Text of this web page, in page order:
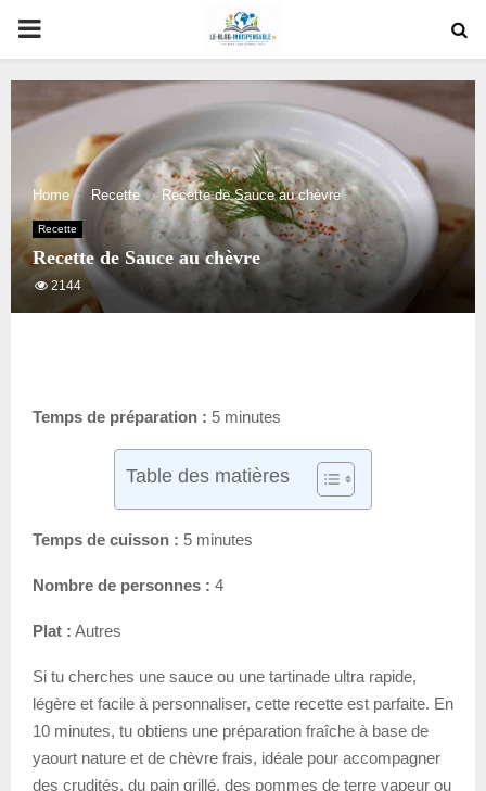
PRIMARY
MENU
Home Recette Recette de Sauce au chèvre
Recette
Recette de Sauce au chèvre
2144
Temps de préparation : 5 minutes
Table des matières
Temps de cuisson : 5 minutes
Nombre de personnes : 4
Plat : Autres
Si tu cherches une sauce ou une tartinade ultra rapide,
légère et facile à personnaliser, cette recette est parfaite. En
10 minutes, tu obtiens une préparation fraîche à base de
yaourt nature et de chèvre frais, idéale pour accompagner
des crudités, du pain grillé, des pommes de terre vapeur ou